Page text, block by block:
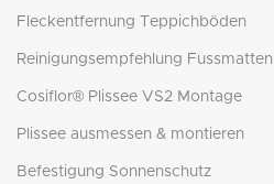
Fleckentfernung Teppichböden
Reinigungsempfehlung Fussmatten
Cosiflor® Plissee VS2 Montage
Plissee ausmessen & montieren
Befestigung Sonnenschutz